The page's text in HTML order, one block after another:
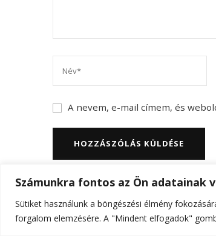
Számunkra fontos az Ön adatainak
Sütiket használunk a böngészési élmény
forgalom elemzésére. A "Mindent elfogadok"
A nevem, e-mail címem, és
© Szerzői jog 2026ELTE Online .